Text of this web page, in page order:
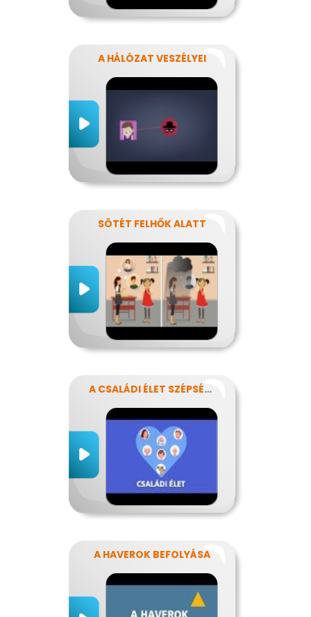
A HÁLÓZAT VESZÉLYEI
SÖTÉT FELHŐK ALATT
A CSALÁDI ÉLET SZÉPSÉGEI ÉS NEHÉZSÉGEI
A HAVEROK BEFOLYÁSA